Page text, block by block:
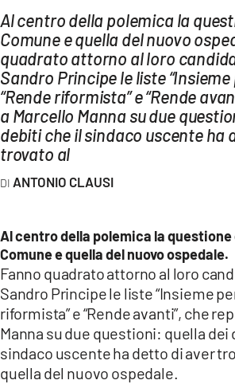
LaC
Network
LACPLAY.IT
LACTV.IT
LACONAIR.IT
LACITYMAG.IT
ILREGGINO.IT
ILVIBONESE.IT
CATANZAROCHANNEL.IT
LACAPITALENEWS.IT
App
ANDROID
Al centro della polemica la
Comune e quella del nuovo
quadrato attorno al loro
Sandro Principe le liste “Insieme
“Rende riformista” e “Rende
a Marcello Manna su due
debiti che il sindaco uscente ha
trovato al
ANTONIO CLAUSI
Al centro della polemica la
Comune e quella del nuovo ospedale.
Fanno quadrato attorno al loro
Sandro Principe le liste “Insieme
riformista” e “Rende avanti”, che
Manna su due questioni: quella dei
sindaco uscente ha detto di aver
quella del nuovo ospedale.